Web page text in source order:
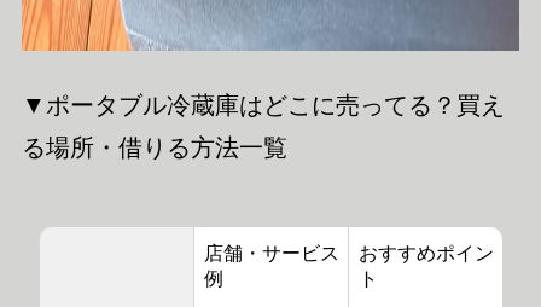
▼ポータブル冷蔵庫はどこに売ってる？買え
る場所・借りる方法一覧
店舗・サービス
例
おすすめポイン
ト